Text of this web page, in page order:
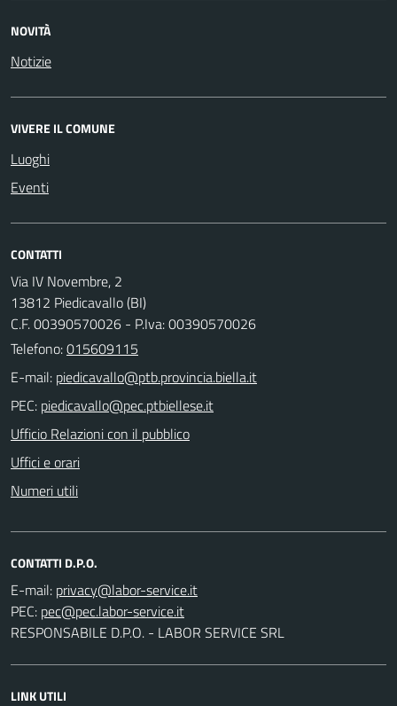
NOVITÀ
Notizie
VIVERE IL COMUNE
Luoghi
Eventi
CONTATTI
Via IV Novembre, 2
13812 Piedicavallo (BI)
C.F. 00390570026 - P.Iva: 00390570026
Telefono:015609115
E-mail:
PEC:
Ufficio Relazioni con il pubblico
Uffici e orari
Numeri utili
CONTATTI D.P.O.
E-mail:
PEC:
RESPONSABILE D.P.O. - LABOR SERVICE SRL
LINK UTILI